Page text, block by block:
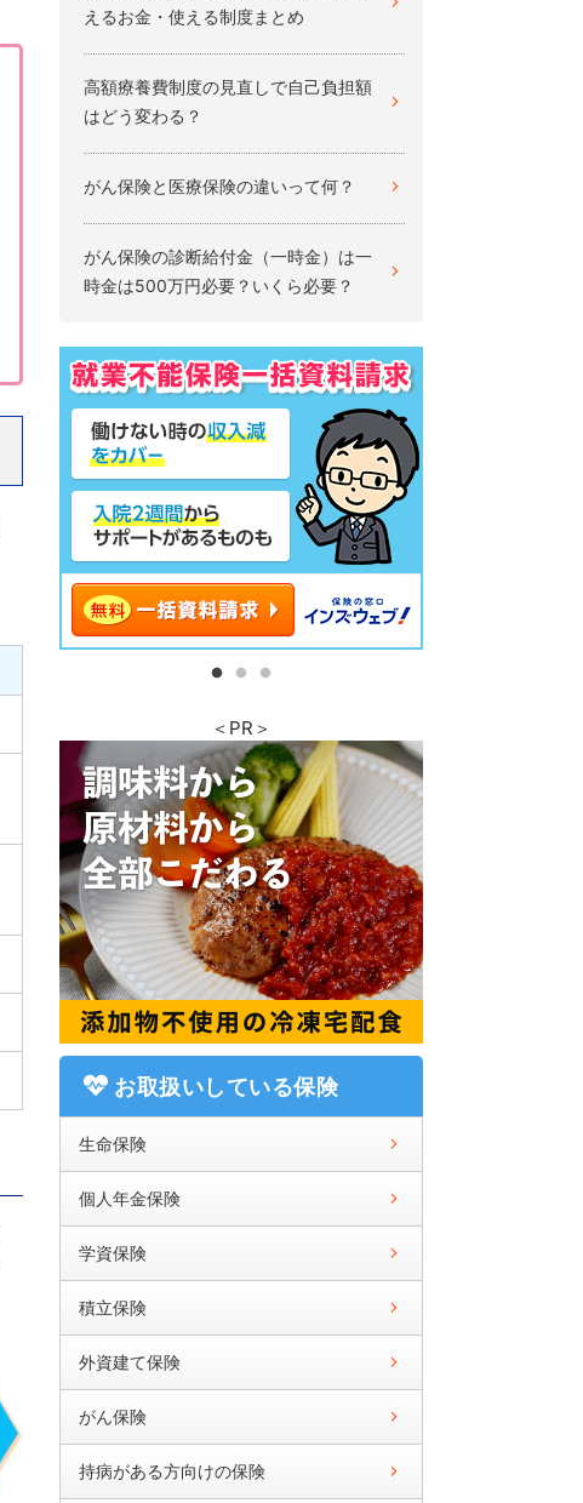
えるお金・使える制度まとめ
高額療養費制度の見直しで自己負担額
はどう変わる？
がん保険と医療保険の違いって何？
がん保険の診断給付金（一時金）は一
時金は500万円必要？いくら必要？
＜PR＞
お取扱いしている保険
生命保険
個人年金保険
学資保険
積立保険
外資建て保険
がん保険
持病がある方向けの保険